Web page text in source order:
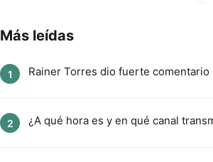
Más leídas
1 Rainer Torres dio fuerte
2 ¿A qué hora es y en qué canal